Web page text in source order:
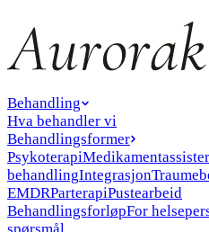
Behandling
Hva behandler vi
Behandlingsformer
Psykoterapi
behandlingIntegrasjon
EMDRParterapiPustearbeid
BehandlingsforløpFor